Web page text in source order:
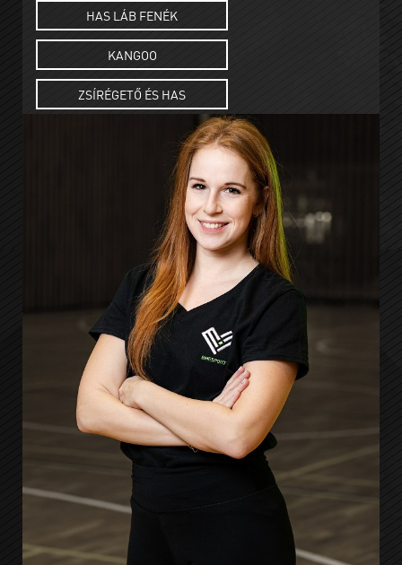
HAS LÁB FENÉK
KANGOO
ZSÍRÉGETŐ ÉS HAS